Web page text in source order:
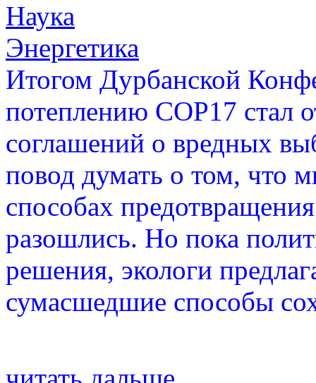
Наука
Энергетика
Итогом Дурбанской
потеплению COP17 стал
соглашений о вредных
повод думать о том, что
способах
разошлись. Но пока
решения, экологи
сумасшедшие способы